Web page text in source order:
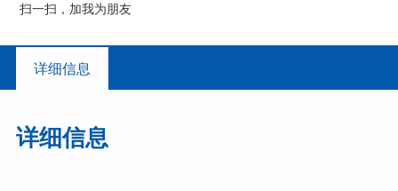
扫一扫，加我为朋友
详细信息
详细信息